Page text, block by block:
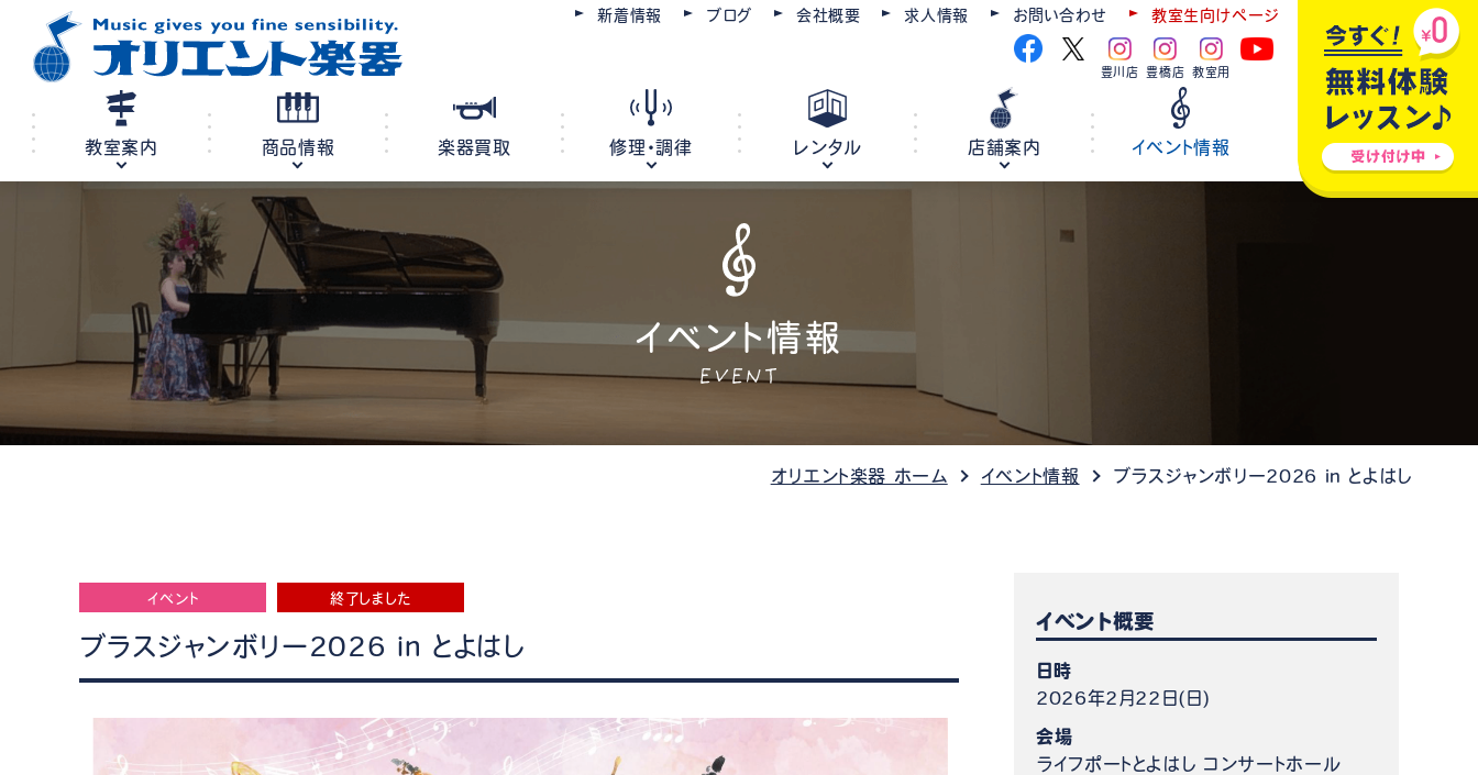
新着情報 ブログ 会社概要 求人情報 お問い合わせ 教室生向けページ
豊川店 豊橋店 教室用
教室案内
教室案内
レッスン会場
商品情報
商品情報
ピアノ 電子ピアノ
オルガン
キーボード
楽器買取 修理・調律
修理・調律
管楽器修理・メンテナンス
レンタル
レンタル
教室レンタル
店舗案内
店舗案内
豊橋店
イベント情報
イベント情報
EVENT
オリエント楽器 ホーム イベント情報 ブラスジャンボリー2026 in とよはし
イベント 終了しました
ブラスジャンボリー2026 in とよはし
イベント概要
日時
2026年2月22日(日)
会場
ライフポートとよはし コンサートホール